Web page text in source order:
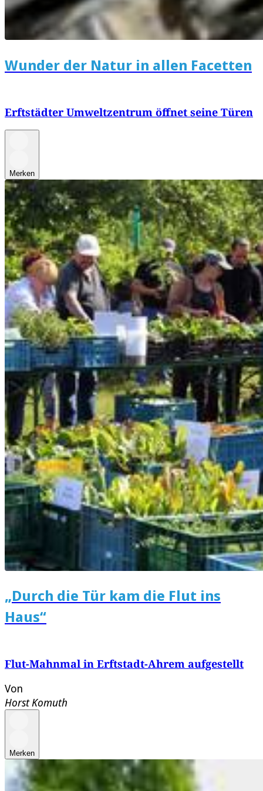
Wunder der Natur in allen Facetten
Erftstädter Umweltzentrum öffnet seine Türen
Merken
„Durch die Tür kam die Flut ins
Haus“
Flut-Mahnmal in Erftstadt-Ahrem aufgestellt
Von
Horst Komuth
Merken